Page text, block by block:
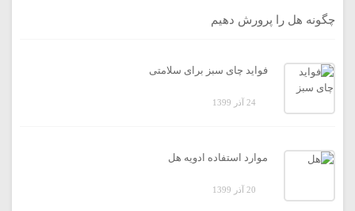
چگونه هل را پرورش دهیم
فواید چای سبز برای سلامتی
24 آذر 1399
موارد استفاده ادویه هل
20 آذر 1399